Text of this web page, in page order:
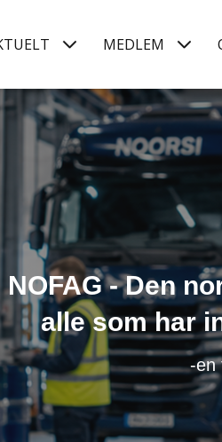
MEDLEM
NOFAG - Den
alle som har
-en